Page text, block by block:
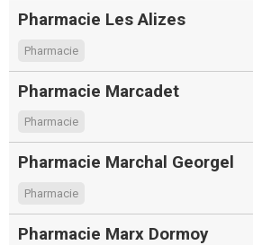
Pharmacie Les Alizes
Pharmacie
Pharmacie Marcadet
Pharmacie
Pharmacie Marchal Georgel
Pharmacie
Pharmacie Marx Dormoy